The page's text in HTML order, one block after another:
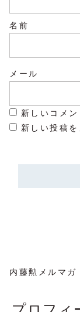
名前
メール
新しいコメ
新しい投稿
内藤勲メルマガ